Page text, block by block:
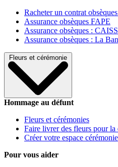
Racheter un contrat
Assurance obsèques FAPE
Assurance obsèques :
Assurance obsèques : La
Fleurs et cérémonie
Hommage au défunt
Fleurs et cérémonies
Faire livrer des fleurs pour la
Créer votre espace cérémonie
Pour vous aider